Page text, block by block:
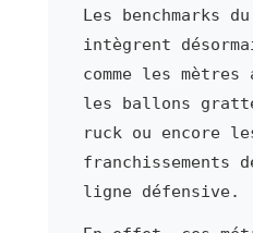
Les benchmarks
intègrent
comme les
les ballons
ruck ou encore
franchissements
ligne défensive.